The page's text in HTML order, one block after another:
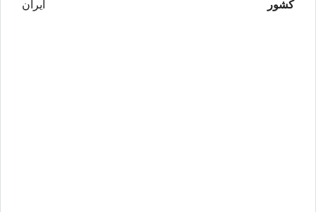
کشور
ایران